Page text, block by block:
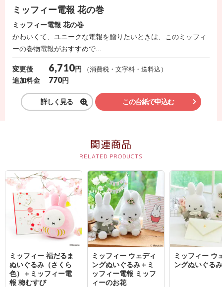
ミッフィー電報 花の巻
ミッフィー電報 花の巻
かわいくて、ユニークな電報を贈りたいときは、このミッフィ
ーの巻物電報がおすすめで...
変更後 6,710円
（消費税・文字料・送料込）
追加料金
770円
詳しく見る この台紙で申込む
関連商品
ミッフィー 福だるま
ぬいぐるみ（さくら
色）＋ミッフィー電
報 梅むすび
ミッフィー ウェディ
ングぬいぐるみ＋ミ
ッフィー電報 ミッフ
ィーのお花
ミッフィー ウ
ングぬいぐる